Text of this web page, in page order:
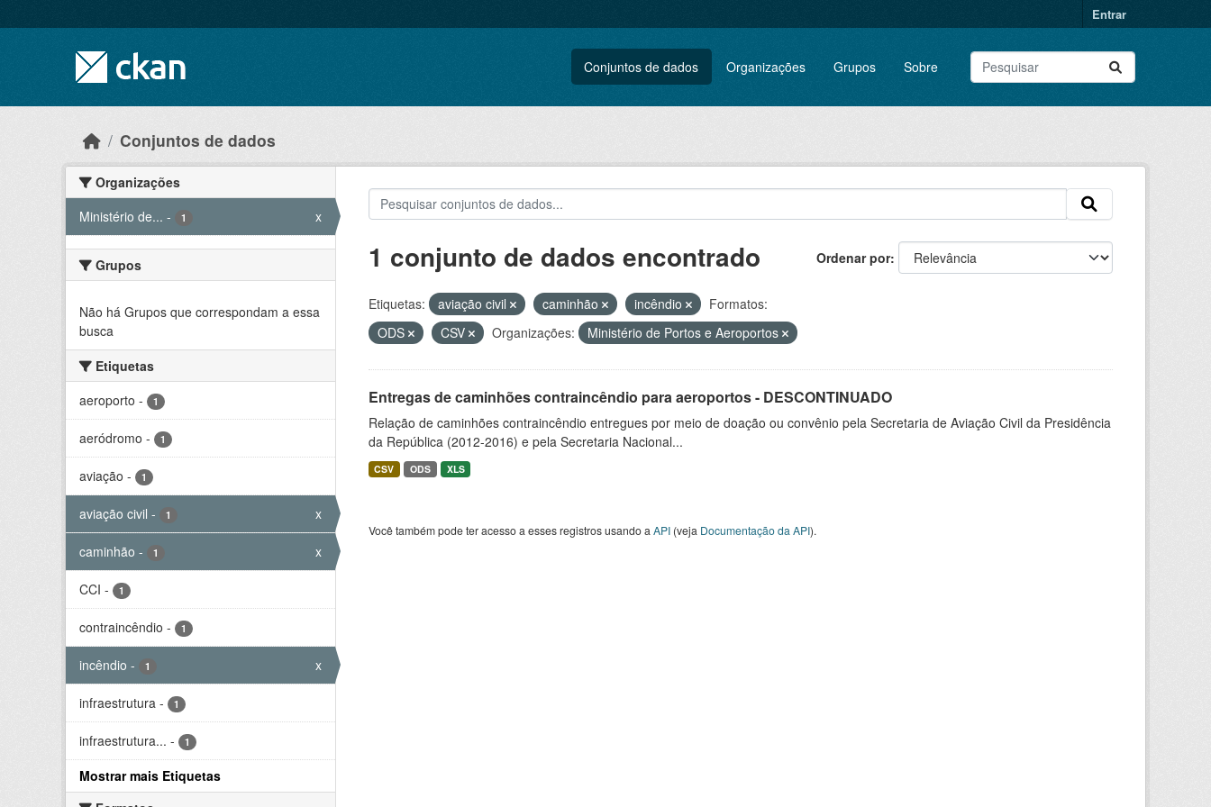
Entrar
Conjuntos de dados Organizações Grupos Sobre
Conjuntos de dados
Organizações
Ministério de... - 1 x
Grupos
Não há Grupos que correspondam a essa
busca
Etiquetas
aeroporto - 1
aeródromo - 1
aviação - 1
aviação civil - 1 x
caminhão - 1 x
CCI - 1
contraincêndio - 1
incêndio - 1 x
infraestrutura - 1
infraestrutura... - 1
Mostrar mais Etiquetas
Ordenar por
1 conjunto de dados encontrado
Etiquetas: aviação civil caminhão incêndio
Formatos:
ODS
CSV Organizações: Ministério de Portos e Aeroportos
Entregas de caminhões contraincêndio para aeroportos - DESCONTINUADO
Relação de caminhões contraincêndio entregues por meio de doação ou convênio pela Secretaria de Aviação Civil da Presidência
da República (2012-2016) e pela Secretaria Nacional...
CSV ODS XLS
Você também pode ter acesso a esses registros usando a API(veja Documentação da API).